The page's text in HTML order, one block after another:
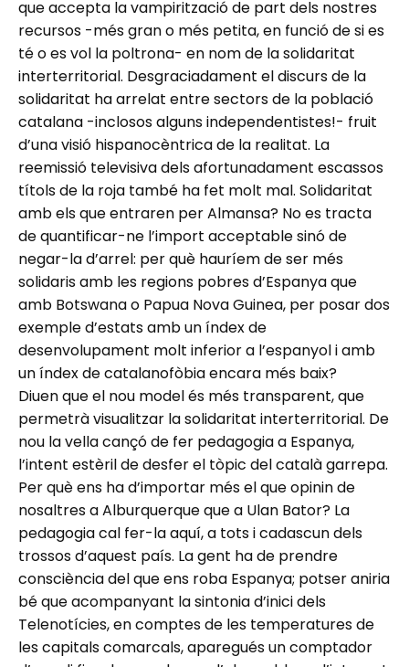
que accepta la vampirització de part dels nostres
recursos -més gran o més petita, en funció de si es
té o es vol la poltrona- en nom de la solidaritat
interterritorial. Desgraciadament el discurs de la
solidaritat ha arrelat entre sectors de la població
catalana -inclosos alguns independentistes!- fruit
d’una visió hispanocèntrica de la realitat. La
reemissió televisiva dels afortunadament escassos
títols de la roja també ha fet molt mal. Solidaritat
amb els que entraren per Almansa? No es tracta
de quantificar-ne l’import acceptable sinó de
negar-la d’arrel: per què hauríem de ser més
solidaris amb les regions pobres d’Espanya que
amb Botswana o Papua Nova Guinea, per posar dos
exemple d’estats amb un índex de
desenvolupament molt inferior a l’espanyol i amb
un índex de catalanofòbia encara més baix?
Diuen que el nou model és més transparent, que
permetrà visualitzar la solidaritat interterritorial. De
nou la vella cançó de fer pedagogia a Espanya,
l’intent estèril de desfer el tòpic del català garrepa.
Per què ens ha d’importar més el que opinin de
nosaltres a Alburquerque que a Ulan Bator? La
pedagogia cal fer-la aquí, a tots i cadascun dels
trossos d’aquest país. La gent ha de prendre
consciència del que ens roba Espanya; potser aniria
bé que acompanyant la sintonia d’inici dels
Telenotícies, en comptes de les temperatures de
les capitals comarcals, aparegués un comptador